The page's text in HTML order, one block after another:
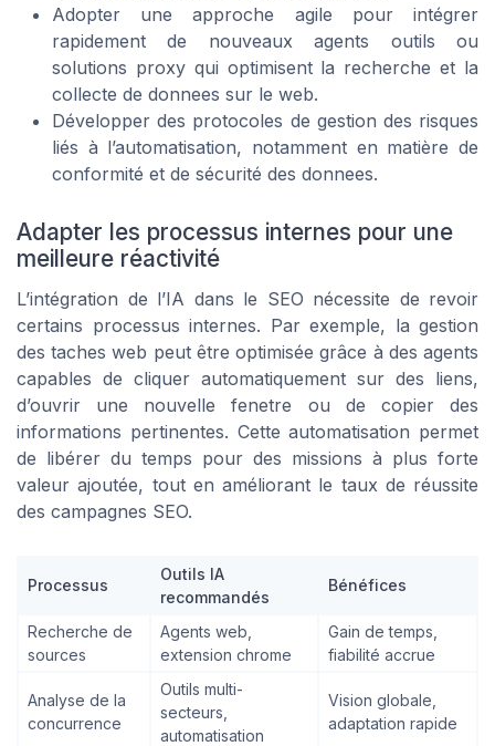
Adopter une approche agile pour intégrer
rapidement de nouveaux agents outils ou
solutions proxy qui optimisent la recherche et la
collecte de donnees sur le web.
Développer des protocoles de gestion des risques
liés à l’automatisation, notamment en matière de
conformité et de sécurité des donnees.
Adapter les processus internes pour une
meilleure réactivité
L’intégration de l’IA dans le SEO nécessite de revoir
certains processus internes. Par exemple, la gestion
des taches web peut être optimisée grâce à des agents
capables de cliquer automatiquement sur des liens,
d’ouvrir une nouvelle fenetre ou de copier des
informations pertinentes. Cette automatisation permet
de libérer du temps pour des missions à plus forte
valeur ajoutée, tout en améliorant le taux de réussite
des campagnes SEO.
Processus
Outils IA
recommandés
Bénéfices
Recherche de
sources
Agents web,
extension chrome
Gain de temps,
fiabilité accrue
Analyse de la
concurrence
Outils multi-
secteurs,
automatisation
Vision globale,
adaptation rapide